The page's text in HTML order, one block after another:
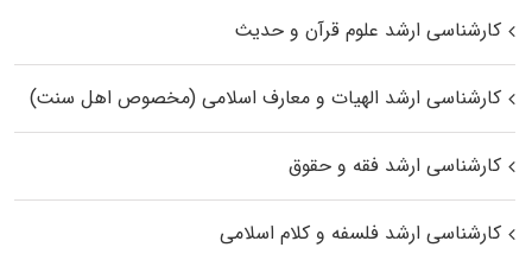
کارشناسی ارشد علوم قرآن و حدیث
کارشناسی ارشد الهیات و معارف اسلامی (مخصوص اهل سنت)
کارشناسی ارشد فقه و حقوق
کارشناسی ارشد فلسفه و کلام اسلامی